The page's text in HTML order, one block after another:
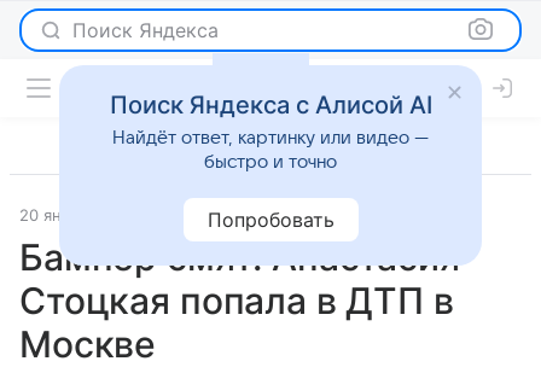
Поиск Яндекса
20 января 2026 Леди Mail Светская жизнь
Бампер смят: Анастасия
Стоцкая попала в ДТП в
Москве
Поиск Яндекса с Алисой AI
Найдёт ответ, картинку или видео —
быстро и точно
Попробовать